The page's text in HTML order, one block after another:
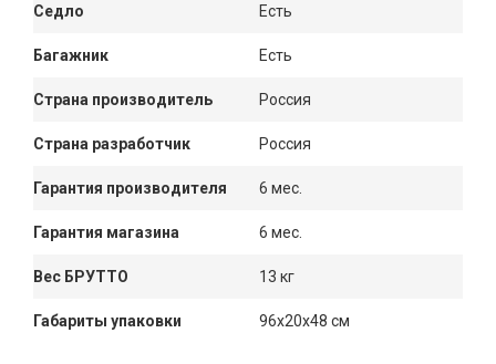
Седло Есть
Багажник Есть
Страна производитель Россия
Страна разработчик Россия
Гарантия производителя 6 мес.
Гарантия магазина 6 мес.
Вес БРУТТО 13 кг
Габариты упаковки 96x20x48 см